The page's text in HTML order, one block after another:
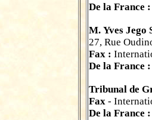
De la France :
M. Yves
27, Rue
Fax :
De la France :
Tribunal de
Fax -
De la France :